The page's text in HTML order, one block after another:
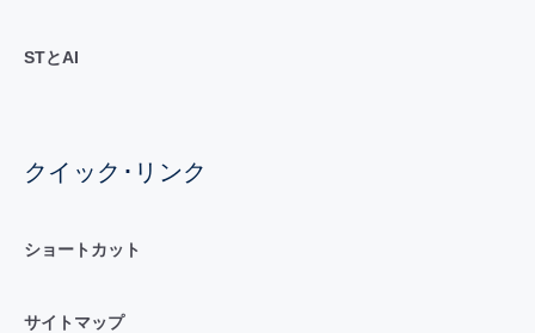
STとAI
クイック･リンク
ショートカット
サイトマップ